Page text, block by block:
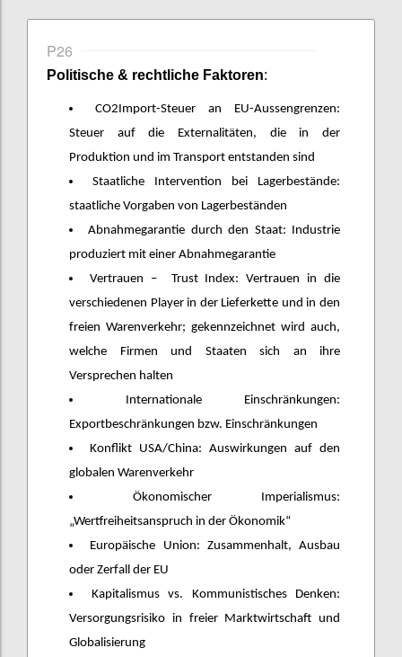
P26
Politische & rechtliche Faktoren:
CO2Import-Steuer an EU-Aussengrenzen:
Steuer auf die Externalitäten, die in der
Produktion und im Transport entstanden sind
Staatliche Intervention bei Lagerbestände:
staatliche Vorgaben von Lagerbeständen
Abnahmegarantie durch den Staat: Industrie
produziert mit einer Abnahmegarantie
Vertrauen – Trust Index: Vertrauen in die
verschiedenen Player in der Lieferkette und in den
freien Warenverkehr; gekennzeichnet wird auch,
welche Firmen und Staaten sich an ihre
Versprechen halten
Internationale Einschränkungen:
Exportbeschränkungen bzw. Einschränkungen
Konflikt USA/China: Auswirkungen auf den
globalen Warenverkehr
Ökonomischer Imperialismus:
„Wertfreiheitsanspruch in der Ökonomik“
Europäische Union: Zusammenhalt, Ausbau
oder Zerfall der EU
Kapitalismus vs. Kommunistisches Denken:
Versorgungsrisiko in freier Marktwirtschaft und
Globalisierung